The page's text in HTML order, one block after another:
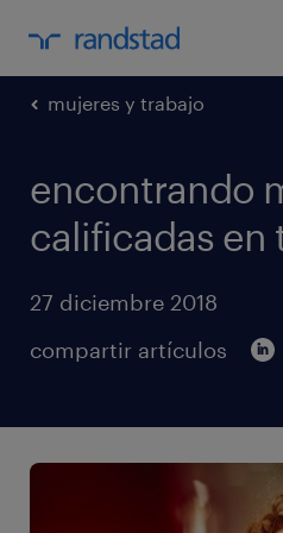
mujeres y trabajo
encontrando
calificadas en
27 diciembre 2018
compartir artículos